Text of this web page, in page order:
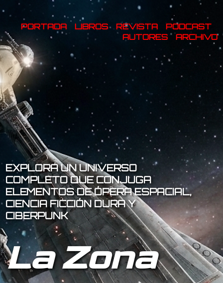
PORTADA LIBROS REVISTA
PODCAST
AUTORES
ARCHIVO
EXPLORA UN UNIVERSO
COMPLETO QUE CONJUGA
ELEMENTOS DE ÓPERA ESPACIAL,
CIENCIA FICCIÓN DURA Y
CIBERPUNK
La Zona